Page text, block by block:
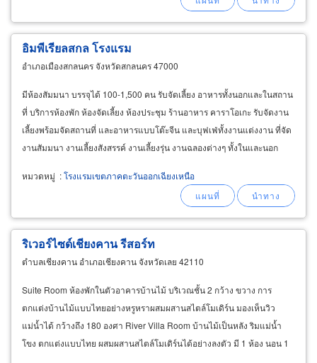
อิมพีเรียลสกล โรงแรม
อำเภอเมืองสกลนคร จังหวัดสกลนคร 47000
มีห้องสัมมนา บรรจุได้ 100-1,500 คน รับจัดเลี้ยง อาหารทั้งนอกและในสถาน
ที่ บริการห้องพัก ห้องจัดเลี้ยง ห้องประชุม ร้านอาหาร คาราโอเกะ รับจัดงาน
เลี้ยงพร้อมจัดสถานที่ และอาหารแบบโต๊ะจีน และบุฟเฟ่ทั้งงานแต่งงาน ที่จัด
งานสัมมนา งานเลี้ยงสังสรรค์ งานเลี้ยงรุ่น งานฉลองต่างๆ ทั้งในและนอก
หมวดหมู่ :โรงแรมเขตภาคตะวันออกเฉียงเหนือ
ริเวอร์ไซด์เชียงคาน รีสอร์ท
ตำบลเชียงคาน อำเภอเชียงคาน จังหวัดเลย 42110
Suite Room ห้องพักในตัวอาคารบ้านไม้ บริเวณชั้น 2 กว้าง ขวาง การ
ตกแต่งบ้านไม้แบบไทยอย่างหรูหราผสมผสานสไตล์โมเดิร์น มองเห็นวิว
แม่น้ำได้ กว้างถึง 180 องศา River Villa Room บ้านไม้เป็นหลัง ริมแม่น้ำ
โขง ตกแต่งแบบไทย ผสมผสานสไตล์โมเดิร์นได้อย่างลงตัว มี 1 ห้อง นอน 1